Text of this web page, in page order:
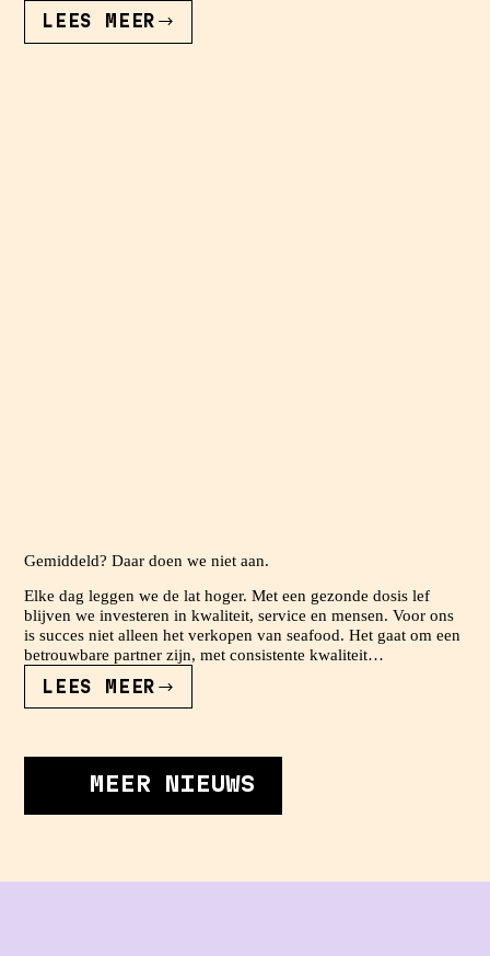
LEES MEER
HOT
TAKE:
Gemiddeld? Daar doen we niet aan.
Elke dag leggen we de lat hoger. Met een gezonde dosis lef
blijven we investeren in kwaliteit, service en mensen. Voor ons
is succes niet alleen het verkopen van seafood. Het gaat om een
betrouwbare partner zijn, met consistente kwaliteit…
LEES MEERGEMIDDELD?
WE
NIET
MEER NIEUWS